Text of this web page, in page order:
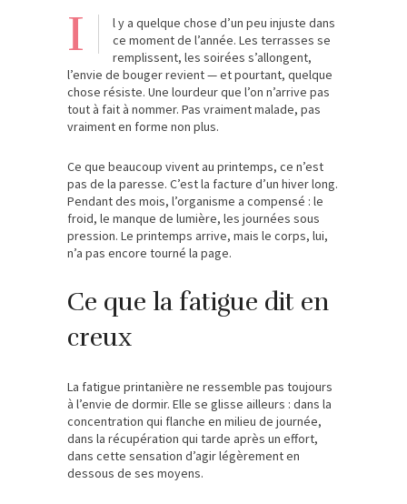
I
l y a quelque chose d’un peu injuste dans
ce moment de l’année. Les terrasses se
remplissent, les soirées s’allongent,
l’envie de bouger revient — et pourtant, quelque
chose résiste. Une lourdeur que l’on n’arrive pas
tout à fait à nommer. Pas vraiment malade, pas
vraiment en forme non plus.
Ce que beaucoup vivent au printemps, ce n’est
pas de la paresse. C’est la facture d’un hiver long.
Pendant des mois, l’organisme a compensé : le
froid, le manque de lumière, les journées sous
pression. Le printemps arrive, mais le corps, lui,
n’a pas encore tourné la page.
Ce que la fatigue dit en
creux
La fatigue printanière ne ressemble pas toujours
à l’envie de dormir. Elle se glisse ailleurs : dans la
concentration qui flanche en milieu de journée,
dans la récupération qui tarde après un effort,
dans cette sensation d’agir légèrement en
dessous de ses moyens.